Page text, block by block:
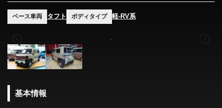
ベース車両 タフト ボディタイプ 軽-RV系
基本情報